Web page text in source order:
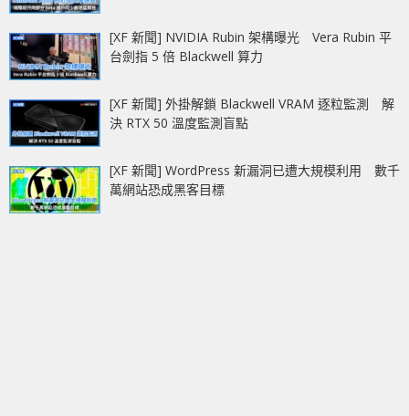
[XF 新聞] NVIDIA Rubin 架構曝光 Vera Rubin 平
台劍指 5 倍 Blackwell 算力
[XF 新聞] 外掛解鎖 Blackwell VRAM 逐粒監測 解
決 RTX 50 溫度監測盲點
[XF 新聞] WordPress 新漏洞已遭大規模利用 數千
萬網站恐成黑客目標